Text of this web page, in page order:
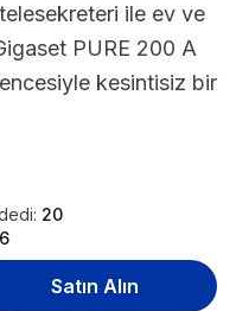
ile ev ve
PURE 200 A
kesintisiz bir
20
Satın Alın